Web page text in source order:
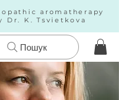
aromatherapy
Dr. K. Tsvietkova
Пошук